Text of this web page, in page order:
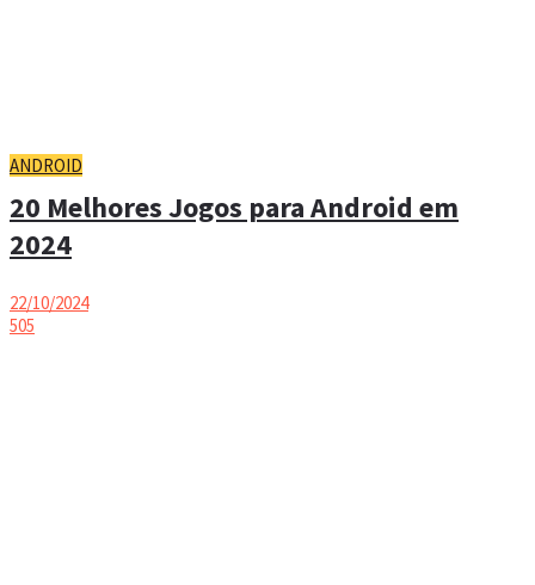
ANDROID
20 Melhores Jogos para Android em
2024
22/10/2024
505